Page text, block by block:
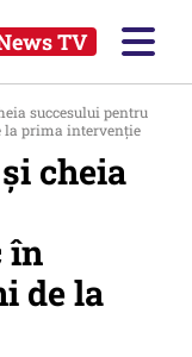
TV
succesului pentru
la prima intervenție
cheia
în
de la